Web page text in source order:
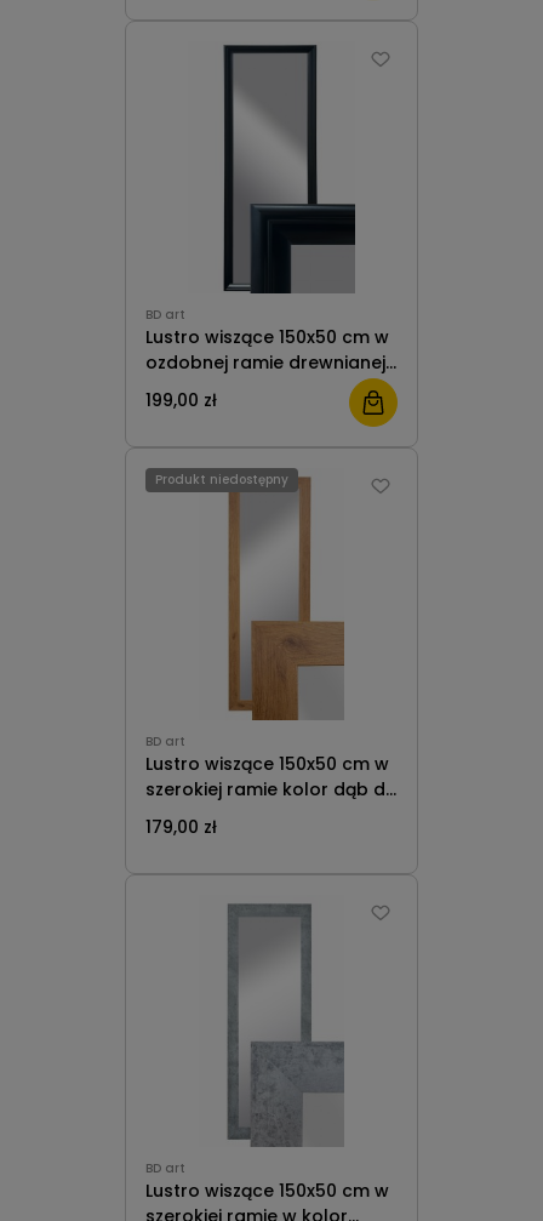
BD art
Lustro wiszące 150x50 cm w
ozdobnej ramie drewnianej
czarny do salonu pokoju
199,00 zł
BD art
Lustro wiszące 150x50 cm w
szerokiej ramie kolor dąb do
salonu pokoju przedpokoju
B.D. Art
179,00 zł
Produkt niedostępny
BD art
Lustro wiszące 150x50 cm w
szerokiej ramie w kolor